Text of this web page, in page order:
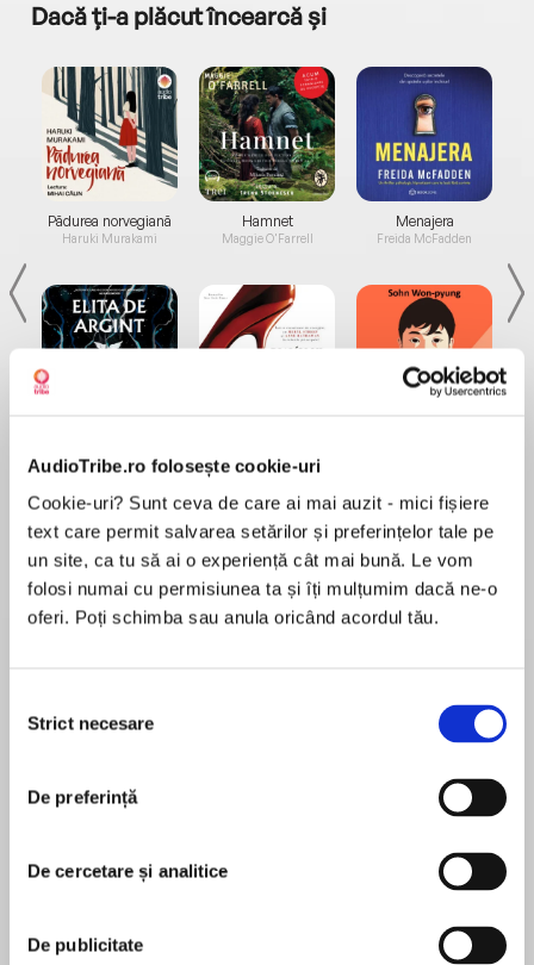
AudioTribe.ro folosește cookie-uri
Cookie-uri? Sunt ceva de care ai mai auzit - mici fișiere
text care permit salvarea setărilor și preferințelor tale pe
un site, ca tu să ai o experiență cât mai bună. Le vom
folosi numai cu permisiunea ta și îți mulțumim dacă ne-o
oferi. Poți schimba sau anula oricând acordul tău.
consimțământului
Strict necesare
De preferință
De cercetare și analitice
De publicitate
Dacă ți-a plăcut încearcă și
Pădurea norvegiană
Haruki Murakami
de...
Dani Francis
Hamnet
Maggie O'Farrell
la...
Lauren Weisberger
Menajera
Freida McFadden
Desprecarte
Soon to bea major motion picture sequel
starring Kenneth Branagh alongside Gal Gadot—
Beloved detective Hercule Poirot embarks on a
famous mysteries.
The tranquility of a luxury cruise along the Nile
was shattered by the discovery that Linnet
În acest moment nu există recenzii
Agatha Christie